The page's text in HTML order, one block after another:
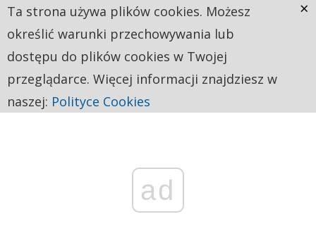
ad
Ta strona używa plików cookies. Możesz
określić warunki przechowywania lub
dostępu do plików cookies w Twojej
przeglądarce. Więcej informacji znajdziesz w
naszej: Polityce Cookies
×